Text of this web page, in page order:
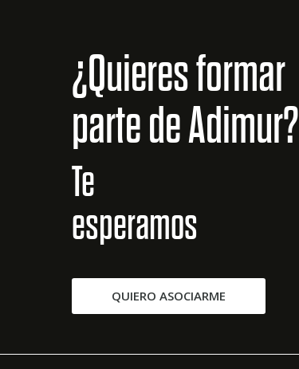
¿Quieres formar
parte de Adimur?
Te
esperamos
QUIERO ASOCIARME